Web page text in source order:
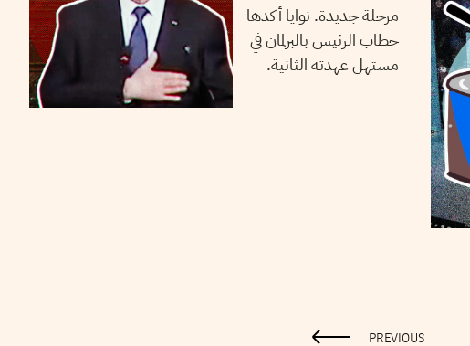
مرحلة جديدة. نوايا أكدها
خطاب الرئيس بالبرلمان في
مستهل عهدته الثانية.
PREVIOUS